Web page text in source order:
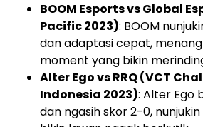
BOOM Esports vs Global
Pacific 2023): BOOM
dan adaptasi cepat,
moment yang bikin
Alter Ego vs RRQ (VCT
Indonesia 2023): Alter Ego
dan ngasih skor 2-0,